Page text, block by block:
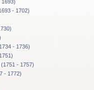
1693)
- 1702)
- 1736)
- 1757)
- 1772)